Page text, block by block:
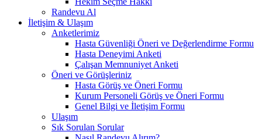
Randevu Al
İletişim & Ulaşım
Anketlerimiz
Hasta Güvenliği Öneri ve Değerlendirme Formu
Hasta Deneyimi Anketi
Çalışan Memnuniyet Anketi
Öneri ve Görüşleriniz
Hasta Görüş ve Öneri Formu
Kurum Personeli Görüş ve Öneri Formu
Genel Bilgi ve İletişim Formu
Ulaşım
Sık Sorulan Sorular